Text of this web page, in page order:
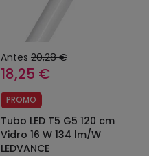
Antes 20,28 €
18,25 €
PROMO
Tubo LED T5 G5 120 cm
Vidro 16 W 134 lm/W
LEDVANCE